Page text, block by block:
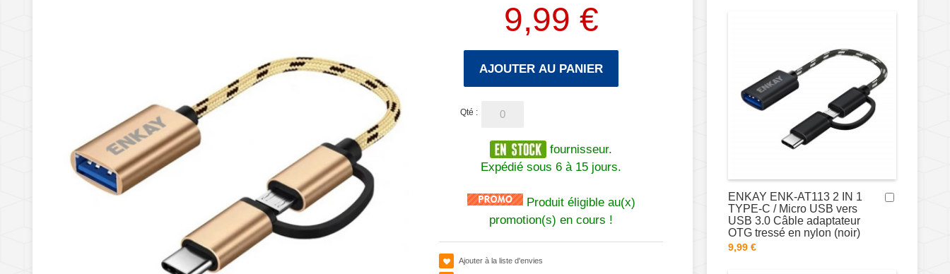
9,99 €
AJOUTER AU PANIER
Qté :
fournisseur.
Expédié sous 6 à 15 jours.
Produit éligible au(x)
promotion(s) en cours !
Ajouter à la liste d'envies
ENKAY ENK-AT113 2 IN 1
TYPE-C / Micro USB vers
USB 3.0 Câble adaptateur
OTG tressé en nylon (noir)
9,99 €